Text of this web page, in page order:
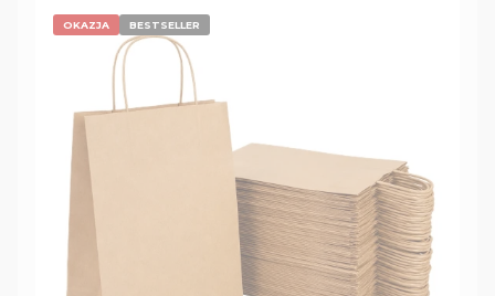
OKAZJA BESTSELLER